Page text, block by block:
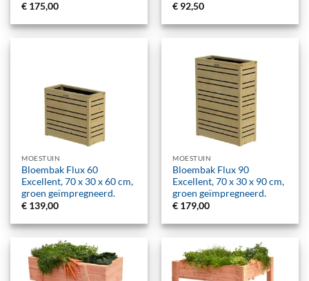
€ 175,00
€ 92,50
MOESTUIN
Bloembak Flux 60
Excellent, 70 x 30 x 60 cm,
groen geïmpregneerd.
€ 139,00
MOESTUIN
Bloembak Flux 90
Excellent, 70 x 30 x 90 cm,
groen geïmpregneerd.
€ 179,00